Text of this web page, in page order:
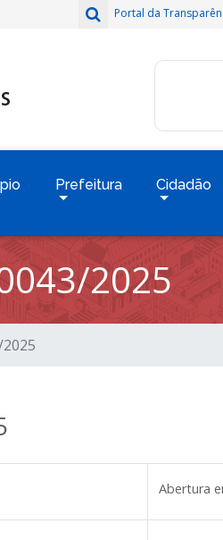
Portal da
Prefeitura Cidadão
2025
Abertura